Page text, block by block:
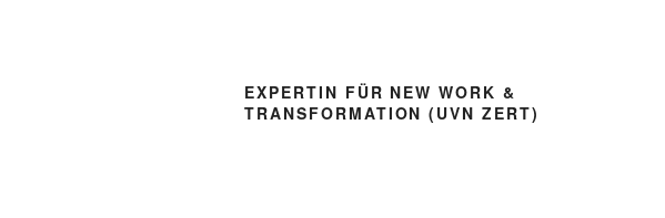
EXPERTIN FÜR NEW WORK &
TRANSFORMATION (UVN ZERT)